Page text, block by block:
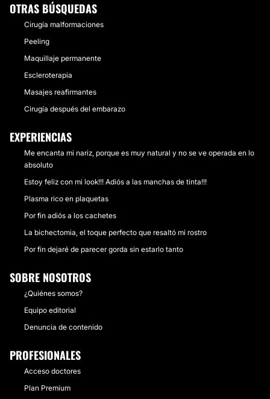
OTRAS BÚSQUEDAS
Cirugía malformaciones
Peeling
Maquillaje permanente
Escleroterapia
Masajes reafirmantes
Cirugía después del embarazo
EXPERIENCIAS
Me encanta mi nariz, porque es muy natural y no se ve operada en lo
absoluto
Estoy feliz con mi look!!! Adiós a las manchas de tinta!!!
Plasma rico en plaquetas
Por fin adiós a los cachetes
La bichectomia, el toque perfecto que resaltó mi rostro
Por fin dejaré de parecer gorda sin estarlo tanto
SOBRE NOSOTROS
¿Quiénes somos?
Equipo editorial
Denuncia de contenido
PROFESIONALES
Acceso doctores
Plan Premium